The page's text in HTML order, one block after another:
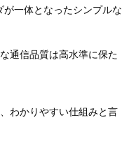
一体となったシンプルな
通信品質は高水準に保た
わかりやすい仕組みと言